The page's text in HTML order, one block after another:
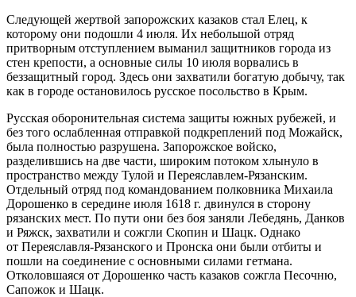
Следующей жертвой запорожских казаков стал Елец, к
которому они подошли 4 июля. Их небольшой отряд
притворным отступлением выманил защитников города из
стен крепости, а основные силы 10 июля ворвались в
беззащитный город. Здесь они захватили богатую добычу, так
как в городе остановилось русское посольство в Крым.
Русская оборонительная система защиты южных рубежей, и
без того ослабленная отправкой подкреплений под Можайск,
была полностью разрушена. Запорожское войско,
разделившись на две части, широким потоком хлынуло в
пространство между Тулой и Переяславлем-Рязанским.
Отдельный отряд под командованием полковника Михаила
Дорошенко в середине июля 1618 г. двинулся в сторону
рязанских мест. По пути они без боя заняли Лебедянь, Данков
и Ряжск, захватили и сожгли Скопин и Шацк. Однако
от Переяславля-Рязанского и Пронска они были отбиты и
пошли на соединение с основными силами гетмана.
Отколовшаяся от Дорошенко часть казаков сожгла Песочню,
Сапожок и Шацк.